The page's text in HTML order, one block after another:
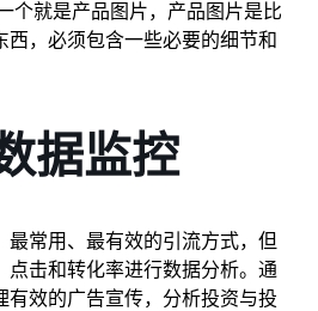
个就是产品图片，产品图片是比
西，必须包含一些必要的细节和
据监控
最常用、最有效的引流方式，但
点击和转化率进行数据分析。通
有效的广告宣传，分析投资与投